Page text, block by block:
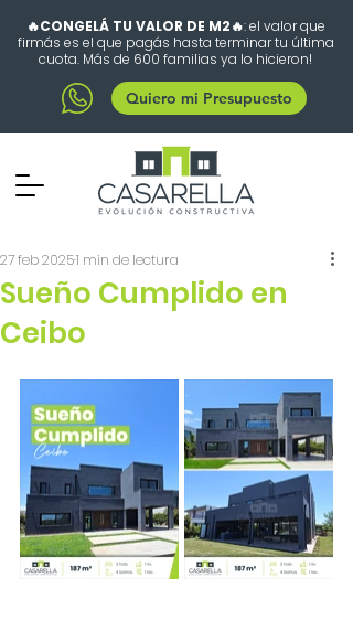
🔥CONGELÁ TU VALOR DE M2🔥: el valor que
firmás es el que pagás hasta terminar tu última
cuota. Más de 600 familias ya lo hicieron!
Quiero mi Presupuesto
Sueño Cumplido en
Ceibo
27 feb 20251 min de lectura